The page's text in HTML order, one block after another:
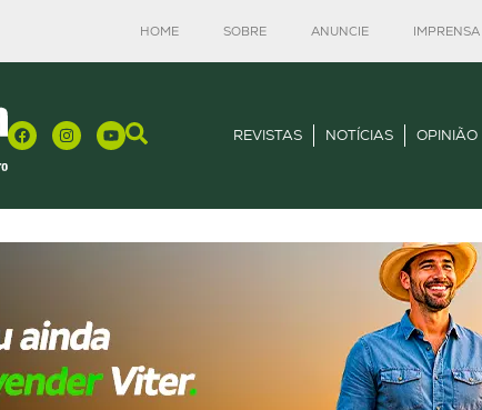
HOME SOBRE ANUNCIE IMPRENSA
REVISTAS NOTÍCIAS OPINIÃO